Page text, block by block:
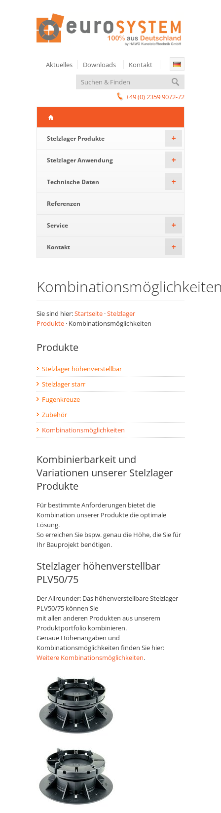
Aktuelles Downloads Kontakt
+49 (0) 2359 9072-72
+
Stelzlager Produkte
+
Stelzlager Anwendung
+
Technische Daten
Referenzen
+
Service
+
Kontakt
Sie sind hier:Startseite ·Stelzlager
Produkte · Kombinationsmöglichkeiten
Produkte
Stelzlager höhenverstellbar
Stelzlager starr
Fugenkreuze
Zubehör
Kombinationsmöglichkeiten
Kombinierbarkeit und
Variationen unserer Stelzlager
Produkte
Für bestimmte Anforderungen bietet die
Kombination unserer Produkte die optimale
Lösung.
So erreichen Sie bspw. genau die Höhe, die Sie für
Ihr Bauprojekt benötigen.
Stelzlager höhenverstellbar
PLV50/75
Der Allrounder: Das höhenverstellbare Stelzlager
PLV50/75 können Sie
mit allen anderen Produkten aus unserem
Produktportfolio kombinieren.
Genaue Höhenangaben und
Kombinationsmöglichkeiten finden Sie hier:
Weitere Kombinationsmöglichkeiten.